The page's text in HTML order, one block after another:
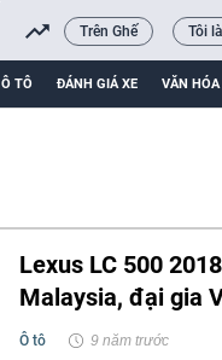
Trên Ghế Tôi
Ô TÔ ĐÁNH GIÁ XE VĂN HÓA
Lexus LC 500
Malaysia, đại gia
Ô tô 9 năm trước